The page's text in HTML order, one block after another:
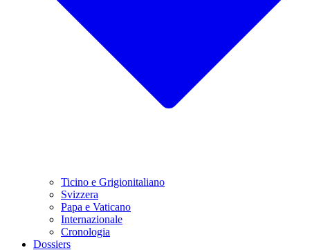
Ticino e Grigionitaliano
Svizzera
Papa e Vaticano
Internazionale
Cronologia
Dossiers